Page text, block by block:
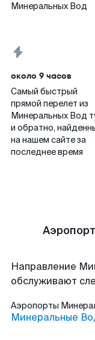
Минеральных Вод
около 9 часов
Самый быстрый
прямой перелет из
Минеральных Вод
и обратно,
на нашем сайте за
последнее время
Направление
обслуживают
Аэропорты
Минеральные